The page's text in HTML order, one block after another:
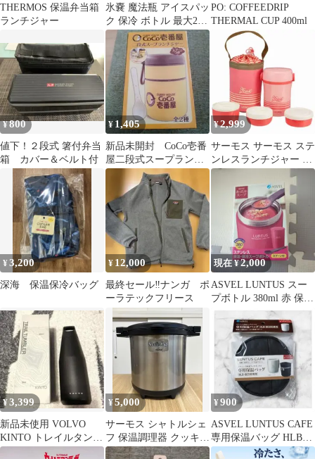
さ対策
THERMOS 保温弁当箱
ランチジャー
氷嚢 魔法瓶 アイスパッ
ク 保冷 ボトル 最大20
時間保冷 (ブルー)
PO: COFFEEDRIP
THERMAL CUP 400ml
¥800
値下！２段式 箸付弁当
箱 カバー＆ベルト付
¥ 1,405
新品未開封 CoCo壱番
屋二段式スープランチ
ジャー イエロー
¥2,999
サーモス サーモス ステ
ンレスランチジャー 約
0.6合 コーラルピンク
¥3,200
深海 保温保冷バッグ
¥ 12,000
最終セール‼️ナンガ ポ
ーラテックフリース
現在 ¥2,000
ASVEL LUNTUS スー
プボトル 380ml 赤 保温
弁当
¥3,399
新品未使用 VOLVO
KINTO トレイルタンブ
ラー
¥5,000
サーモス シャトルシェ
フ 保温調理器 クッキン
グブック
¥900
ASVEL LUNTUS CAFE
専用保温バッグ HLB-
BE590専用